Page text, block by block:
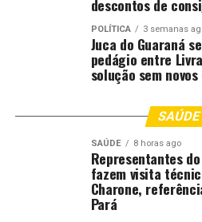
Godoy também instruiu os
de recuperação de senha das
aparelho celular. Assim,
acessar o aparelho, ele não
Outro cuidado importante é
noturnos para
contas e outros tipos de
Assim, caso o celular seja
descontos de
POLÍTICA 3 semanas
Juca do Guaraná
pedágio entre
solução sem
SAÚDE
SAÚDE 8 horas ago
Representantes
fazem visita
Charone,
Pará